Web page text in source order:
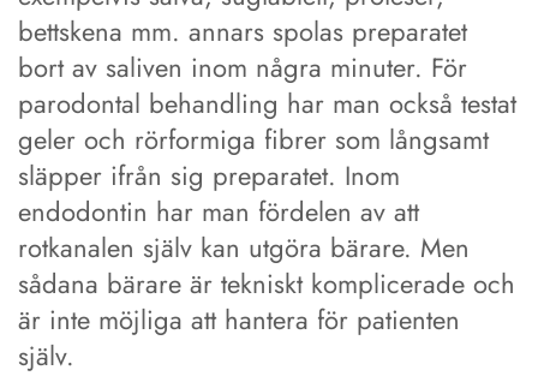
bettskena mm. annars spolas preparatet
bort av saliven inom några minuter. För
parodontal behandling har man också testat
geler och rörformiga fibrer som långsamt
släpper ifrån sig preparatet. Inom
endodontin har man fördelen av att
rotkanalen själv kan utgöra bärare. Men
sådana bärare är tekniskt komplicerade och
är inte möjliga att hantera för patienten
själv.